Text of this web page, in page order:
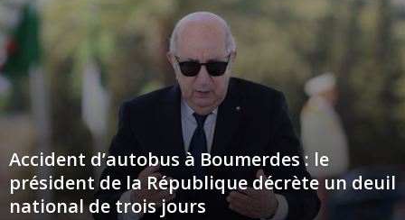
Accident d’autobus à Boumerdes : le
président de la République décrète un deuil
national de trois jours